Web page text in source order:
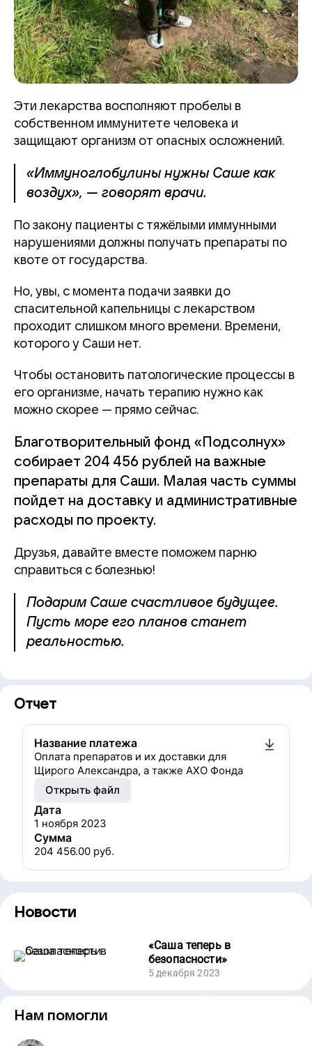
Эти лекарства восполняют пробелы в
собственном иммунитете человека и
защищают организм от опасных осложнений.
«Иммуноглобулины нужны Саше как
воздух», — говорят врачи.
По закону пациенты с тяжёлыми иммунными
нарушениями должны получать препараты по
квоте от государства.
Но, увы, с момента подачи заявки до
спасительной капельницы с лекарством
проходит слишком много времени. Времени,
которого у Саши нет.
Чтобы остановить патологические процессы в
его организме, начать терапию нужно как
можно скорее — прямо сейчас.
Благотворительный фонд «Подсолнух»
собирает 204 456 рублей на важные
препараты для Саши. Малая часть суммы
пойдет на доставку и административные
расходы по проекту.
Друзья, давайте вместе поможем парню
справиться с болезнью!
Подарим Саше счастливое будущее.
Пусть море его планов станет
реальностью.
Отчет
Название платежа
Оплата препаратов и их доставки для
Щирого Александра, а также АХО Фонда
Открыть файл
Дата
1 ноября 2023
Сумма
204 456.00 руб.
Новости
«Саша теперь в
безопасности»
5 декабря 2023
Нам помогли